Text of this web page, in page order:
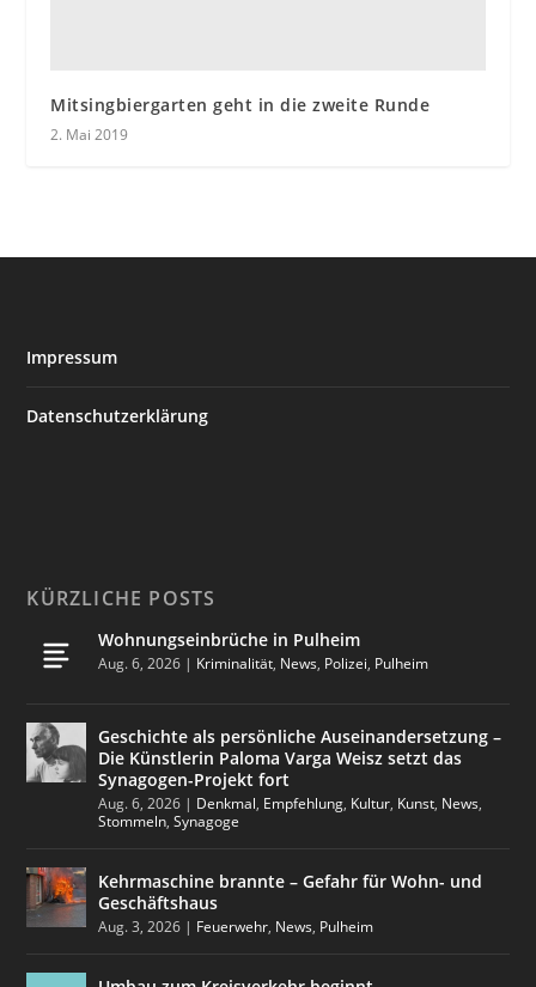
Mitsingbiergarten geht in die zweite Runde
2. Mai 2019
Impressum
Datenschutzerklärung
KÜRZLICHE POSTS
Wohnungseinbrüche in Pulheim
Aug. 6, 2026 | Kriminalität, News, Polizei, Pulheim
Geschichte als persönliche Auseinandersetzung –
Die Künstlerin Paloma Varga Weisz setzt das
Synagogen-Projekt fort
Aug. 6, 2026 | Denkmal, Empfehlung, Kultur, Kunst, News,
Stommeln,Synagoge
Kehrmaschine brannte – Gefahr für Wohn- und
Geschäftshaus
Aug. 3, 2026 | Feuerwehr, News, Pulheim